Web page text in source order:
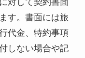
す。書面には旅
代金、特約事項
しない場合や記